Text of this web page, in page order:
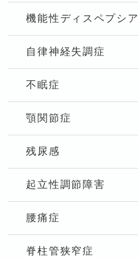
機能性ディスペプシア
自律神経失調症
不眠症
顎関節症
残尿感
起立性調節障害
腰痛症
脊柱管狭窄症